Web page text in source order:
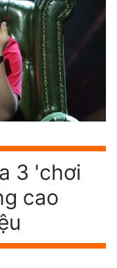
3 'chơi
cao